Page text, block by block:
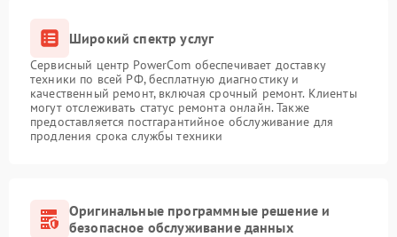
Широкий спектр услуг
Сервисный центр PowerCom обеспечивает доставку
техники по всей РФ, бесплатную диагностику и
качественный ремонт, включая срочный ремонт. Клиенты
могут отслеживать статус ремонта онлайн. Также
предоставляется постгарантийное обслуживание для
продления срока службы техники
Оригинальные программные решение и
безопасное обслуживание данных